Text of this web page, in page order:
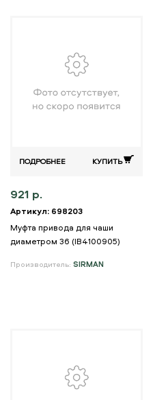
ПОДРОБНЕЕ КУПИТЬ
921 р.
Артикул: 698203
Муфта привода для чаши
диаметром 36 (IB4100905)
Производитель: SIRMAN